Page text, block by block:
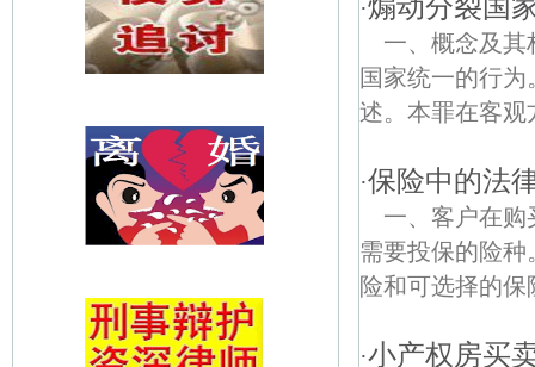
·煽动分裂国
一、概念及
国家统一的行
述。本罪在客观
·保险中的法
一、客户在
需要投保的险
险和可选择的
·小产权房买